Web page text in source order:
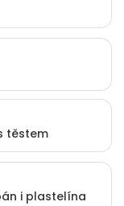
těstem
i plastelína